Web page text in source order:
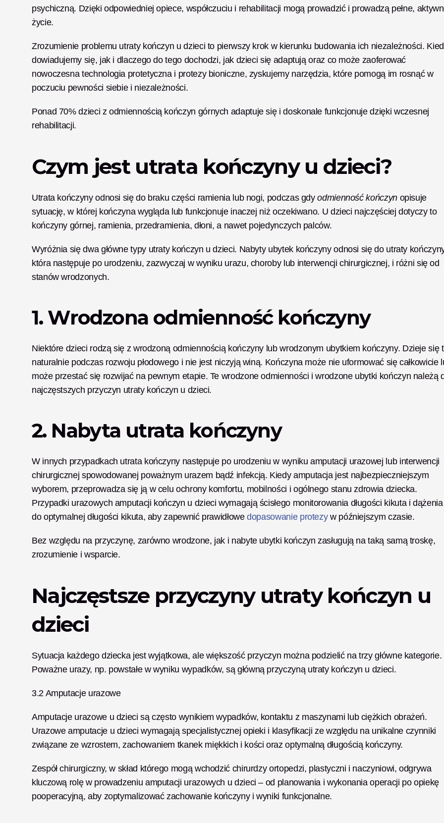
psychiczną. Dzięki odpowiedniej opiece, współczuciu i rehabilitacji mogą prowadzić i prowadzą pełne,
życie.
Zrozumienie problemu utraty kończyn u dzieci to pierwszy krok w kierunku budowania ich niezależności.
dowiadujemy się, jak i dlaczego do tego dochodzi, jak dzieci się adaptują oraz co może zaoferować
nowoczesna technologia protetyczna i protezy bioniczne, zyskujemy narzędzia, które pomogą im rosnąć w
poczuciu pewności siebie i niezależności.
Ponad 70% dzieci z odmiennością kończyn górnych adaptuje się i doskonale funkcjonuje dzięki wczesnej
rehabilitacji.
Czym jest utrata kończyny u dzieci?
Utrata kończyny odnosi się do braku części ramienia lub nogi, podczas gdy odmienność kończyn opisuje
sytuację, w której kończyna wygląda lub funkcjonuje inaczej niż oczekiwano. U dzieci najczęściej dotyczy to
kończyny górnej, ramienia, przedramienia, dłoni, a nawet pojedynczych palców.
Wyróżnia się dwa główne typy utraty kończyn u dzieci. Nabyty ubytek kończyny odnosi się do utraty
która następuje po urodzeniu, zazwyczaj w wyniku urazu, choroby lub interwencji chirurgicznej, i różni się od
stanów wrodzonych.
1. Wrodzona odmienność kończyny
Niektóre dzieci rodzą się z wrodzoną odmiennością kończyny lub wrodzonym ubytkiem kończyny. Dzieje się
naturalnie podczas rozwoju płodowego i nie jest niczyją winą. Kończyna może nie uformować się całkowicie
może przestać się rozwijać na pewnym etapie. Te wrodzone odmienności i wrodzone ubytki kończyn należą
najczęstszych przyczyn utraty kończyn u dzieci.
2. Nabyta utrata kończyny
W innych przypadkach utrata kończyny następuje po urodzeniu w wyniku amputacji urazowej lub interwencji
chirurgicznej spowodowanej poważnym urazem bądź infekcją. Kiedy amputacja jest najbezpieczniejszym
wyborem, przeprowadza się ją w celu ochrony komfortu, mobilności i ogólnego stanu zdrowia dziecka.
Przypadki urazowych amputacji kończyn u dzieci wymagają ścisłego monitorowania długości kikuta i dążenia
do optymalnej długości kikuta, aby zapewnić prawidłowe dopasowanie protezy w późniejszym czasie.
Bez względu na przyczynę, zarówno wrodzone, jak i nabyte ubytki kończyn zasługują na taką samą troskę,
zrozumienie i wsparcie.
Najczęstsze przyczyny utraty kończyn u
dzieci
Sytuacja każdego dziecka jest wyjątkowa, ale większość przyczyn można podzielić na trzy główne kategorie.
Poważne urazy, np. powstałe w wyniku wypadków, są główną przyczyną utraty kończyn u dzieci.
3.2 Amputacje urazowe
Amputacje urazowe u dzieci są często wynikiem wypadków, kontaktu z maszynami lub ciężkich obrażeń.
Urazowe amputacje u dzieci wymagają specjalistycznej opieki i klasyfikacji ze względu na unikalne czynniki
związane ze wzrostem, zachowaniem tkanek miękkich i kości oraz optymalną długością kończyny.
Zespół chirurgiczny, w skład którego mogą wchodzić chirurdzy ortopedzi, plastyczni i naczyniowi, odgrywa
kluczową rolę w prowadzeniu amputacji urazowych u dzieci – od planowania i wykonania operacji po opiekę
pooperacyjną, aby zoptymalizować zachowanie kończyny i wyniki funkcjonalne.